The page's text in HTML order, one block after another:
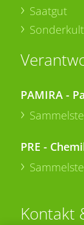
Saatgut
PAMIRA -
PRE -
Kontakt